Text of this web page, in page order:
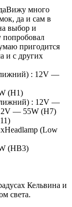
много
да и сам в
выбор и
попробовал
пригодится
и с других
: 12V —
(H1)
: 12V —
— 55W (H7)
(Low
(НВ3)
Кельвина и
света.